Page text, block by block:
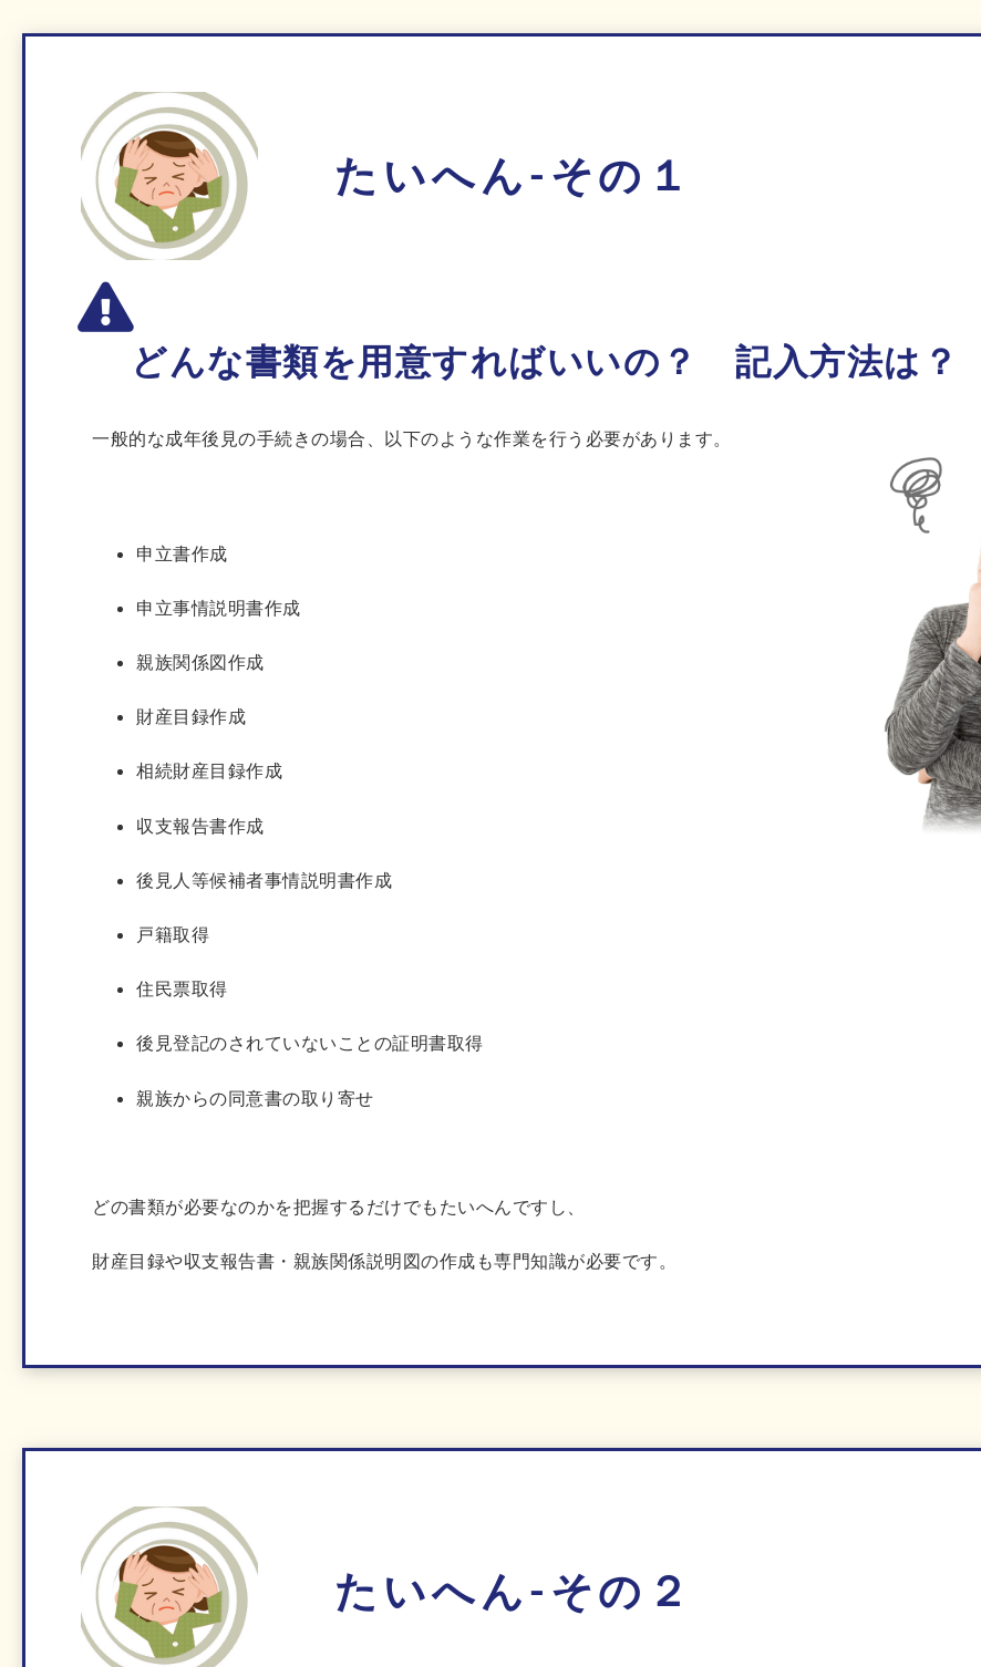
たいへん-その１
どんな書類を用意すればいいの？ 記入方法は？
一般的な成年後見の手続きの場合、以下のような作業を行う必要があります。
申立書作成
申立事情説明書作成
親族関係図作成
財産目録作成
相続財産目録作成
収支報告書作成
後見人等候補者事情説明書作成
戸籍取得
住民票取得
後見登記のされていないことの証明書取得
親族からの同意書の取り寄せ
どの書類が必要なのかを把握するだけでもたいへんですし、
財産目録や収支報告書・親族関係説明図の作成も専門知識が必要です。
たいへん-その２